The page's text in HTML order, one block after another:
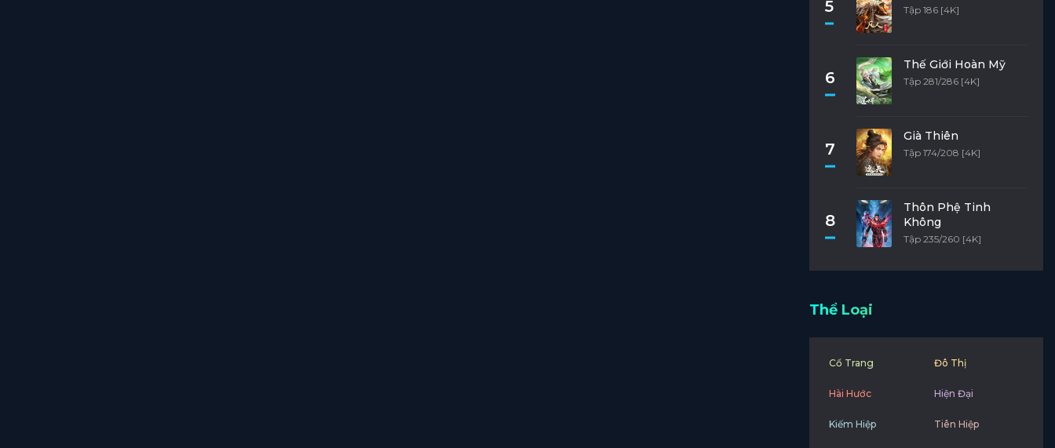
5 Tập 186 [4K]
6
Thế Giới Hoàn Mỹ
Tập 281/286 [4K]
7
Già Thiên
Tập 174/208 [4K]
8
Thôn Phệ Tinh
Không
Tập 235/260 [4K]
Thể Loại
Cổ Trang Đô Thị
Hài Hước Hiện Đại
Kiếm Hiệp Tiên Hiệp